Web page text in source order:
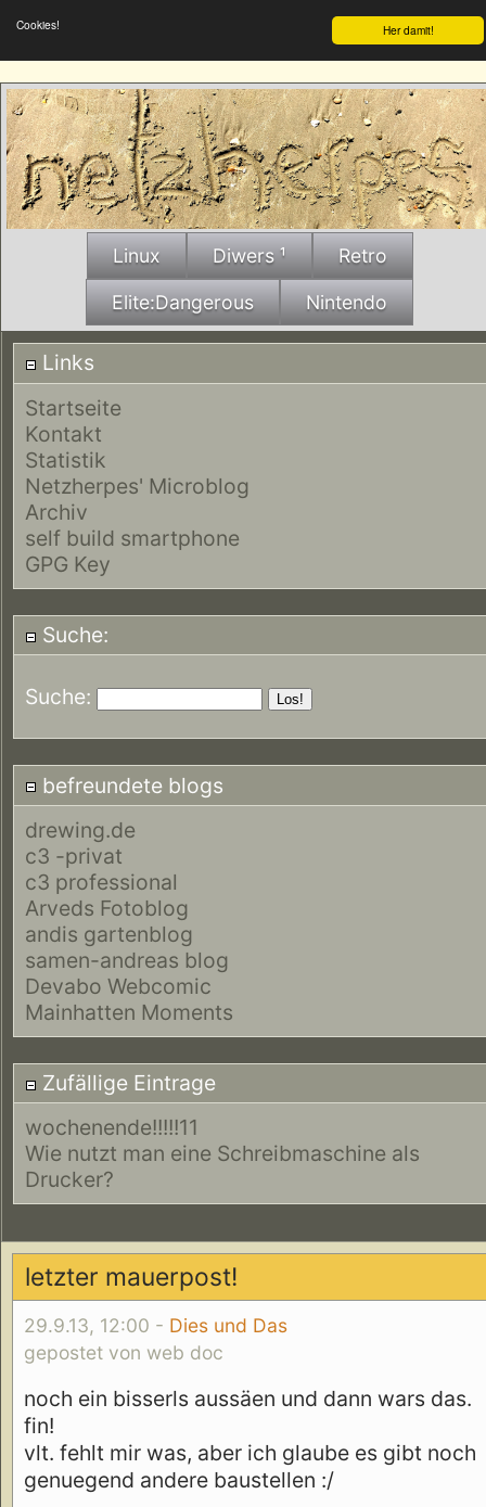
Her damit!
Cookies!
Linux Diwers ¹ Retro
Elite:Dangerous Nintendo
Links
Startseite
Kontakt
Statistik
Netzherpes' Microblog
Archiv
self build smartphone
GPG Key
Suche:
Suche:
befreundete blogs
drewing.de
c3 -privat
c3 professional
Arveds Fotoblog
andis gartenblog
samen-andreas blog
Devabo Webcomic
Mainhatten Moments
Zufällige Eintrage
wochenende!!!!!11
Wie nutzt man eine Schreibmaschine als
Drucker?
letzter mauerpost!
29.9.13, 12:00 - Dies und Das
gepostet von web doc
noch ein bisserls aussäen und dann wars das.
fin!
vlt. fehlt mir was, aber ich glaube es gibt noch
genuegend andere baustellen :/